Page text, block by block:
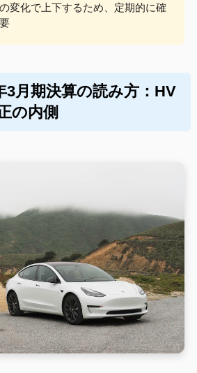
変化で上下するため、定期的に確
3月期決算の読み方：HV
の内側